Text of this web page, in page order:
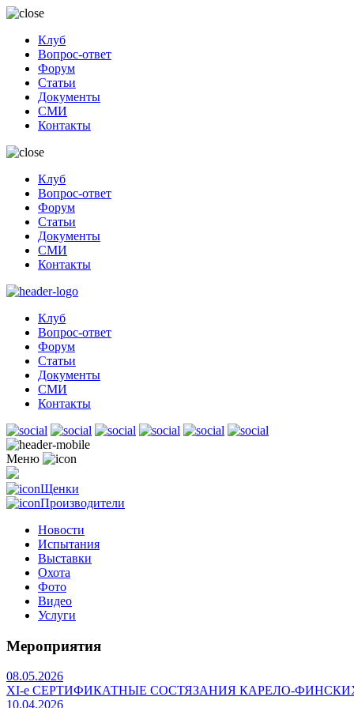
Клуб
Вопрос-ответ
Форум
Статьи
Документы
СМИ
Контакты
Клуб
Вопрос-ответ
Форум
Статьи
Документы
СМИ
Контакты
Клуб
Вопрос-ответ
Форум
Статьи
Документы
СМИ
Контакты
Меню
Щенки
Производители
Новости
Испытания
Выставки
Охота
Фото
Видео
Услуги
Мероприятия
08.05.2026
ХI-е СЕРТИФИКАТНЫЕ СОСТЯЗАНИЯ КАРЕЛО-
10.04.2026